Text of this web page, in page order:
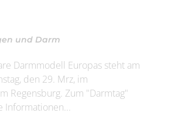
und Darm
Darmmodell Europas steht am
den 29. Mrz, im
Regensburg. Zum "Darmtag"
Informationen...